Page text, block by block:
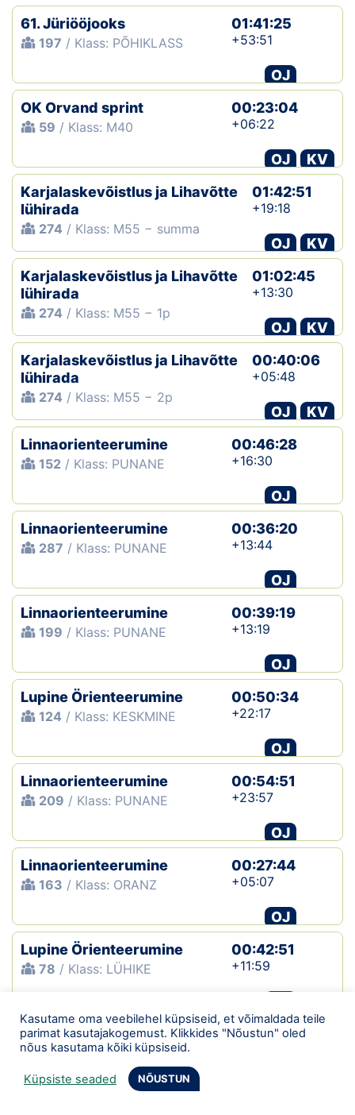
61. Jüriööjooks
197 / Klass: PÕHIKLASS
01:41:25
+53:51
OJ
OK Orvand sprint
59 / Klass: M40
00:23:04
+06:22
OJ
KV
Karjalaskevõistlus ja Lihavõtte
lühirada
274 / Klass: M55 − summa
01:42:51
+19:18
OJ
KV
Karjalaskevõistlus ja Lihavõtte
lühirada
274 / Klass: M55 − 1p
01:02:45
+13:30
OJ
KV
Karjalaskevõistlus ja Lihavõtte
lühirada
274 / Klass: M55 − 2p
00:40:06
+05:48
OJ
KV
Linnaorienteerumine
152 / Klass: PUNANE
00:46:28
+16:30
OJ
Linnaorienteerumine
287 / Klass: PUNANE
00:36:20
+13:44
OJ
Linnaorienteerumine
199 / Klass: PUNANE
00:39:19
+13:19
OJ
Lupine Örienteerumine
124 / Klass: KESKMINE
00:50:34
+22:17
OJ
Linnaorienteerumine
209 / Klass: PUNANE
00:54:51
+23:57
OJ
Linnaorienteerumine
163 / Klass: ORANZ
00:27:44
+05:07
OJ
Lupine Örienteerumine
78 / Klass: LÜHIKE
00:42:51
+11:59
Linnaorienteerumine
134/ Klass: ORANZ
00:32:37
Kasutame oma veebilehel küpsiseid, et võimaldada teile
parimat kasutajakogemust. Klikkides "Nõustun" oled
nõus kasutama kõiki küpsiseid.
Küpsiste seaded NÕUSTUN